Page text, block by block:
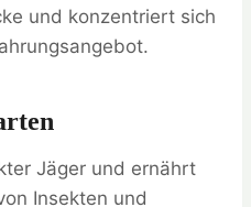
und konzentriert sich
Jäger und ernährt
Insekten und